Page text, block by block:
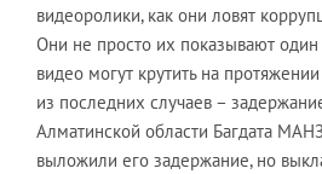
видеоролики, как они ловят
Они не просто их показывают один
видео могут крутить на
из последних случаев –
Алматинской области Багдата
выложили его задержание, но